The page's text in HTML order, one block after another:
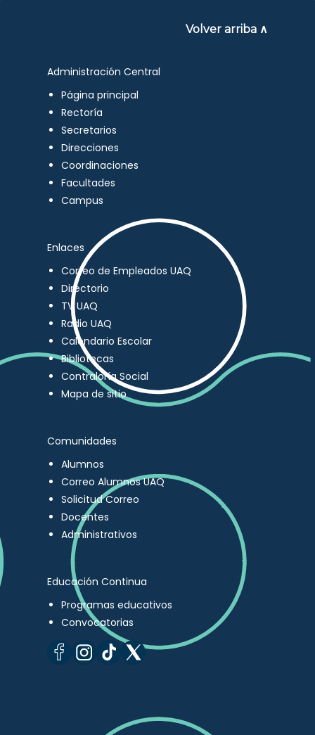
Volver arriba ∧
Administración Central
Página principal
Rectoría
Secretarios
Direcciones
Coordinaciones
Facultades
Campus
Enlaces
Correo de Empleados UAQ
Directorio
TV UAQ
Radio UAQ
Calendario Escolar
Bibliotecas
Contraloría Social
Mapa de sitio
Comunidades
Alumnos
Correo Alumnos UAQ
Solicitud Correo
Docentes
Administrativos
Educación Continua
Programas educativos
Convocatorias